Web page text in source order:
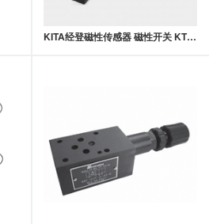
KITA经登磁性传感器 磁性开关 KT65系列